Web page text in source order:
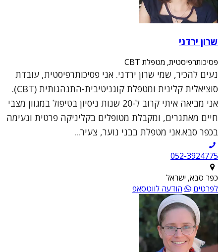
שרון ירדני
פסיכותרפיסטית, מטפלת CBT
נעים להכיר, שמי שרון ירדני. אני פסיכותרפיסטית, עובדת
סוציאלית קלינית ומטפלת קוגניטיבית-התנהגותית (CBT).
אני מביאה איתי קרוב ל-20 שנות ניסיון בטיפול במגוון מצבי
חיים מאתגרים, ומקבלת מטופלים בקליניקה פרטית ונעימה
בכפר סבא.אני מטפלת בבני נוער, צעיר...
052-3924775
כפר סבא, ישראל
לפרטים
הודעה לווטסאפ